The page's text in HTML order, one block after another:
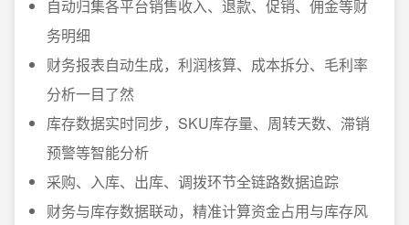
自动归集各平台销售收入、退款、促销、佣金等财
务明细
财务报表自动生成，利润核算、成本拆分、毛利率
分析一目了然
库存数据实时同步，SKU库存量、周转天数、滞销
预警等智能分析
采购、入库、出库、调拨环节全链路数据追踪
财务与库存数据联动，精准计算资金占用与库存风